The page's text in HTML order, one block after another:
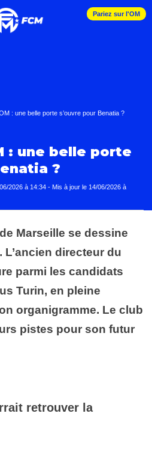
Pariez sur l'OM
: une belle porte s’ouvre pour Benatia ?
: une belle porte
?
2026 à 14:34 - Mis à jour le 14/06/2026 à
Marseille se dessine
directeur du
parmi les candidats
Turin, en pleine
organigramme. Le club
pistes pour son futur
retrouver la